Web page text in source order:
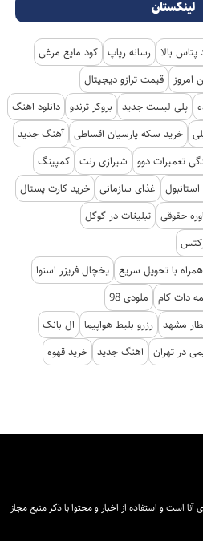
لینکستان
پتاس بالا رسانه رپاپ
کود مایع مرغی
امروز قیمت ترازو دیجیتال
پلی لیست جدید بروکر ترندو دانلود اهنگ
خرید سکه پارسیان اقساطی
آهنگ جدید
تعمیرات دوو شیرازی رنت
کمپینگ
استانبول غذای سازمانی خرید کارت پستال
حقوقی تبلیغات در گوگل
با تحویل سریع یخچال فریزر اسنوا
دات کام
ملودی 98
مشهد رزرو بلیط هواپیما
ال بانک
در تهران اهنگ جدید خرید قهوه
آنا است و استفاده از اخبار و محتوا با ذکر منبع مجاز